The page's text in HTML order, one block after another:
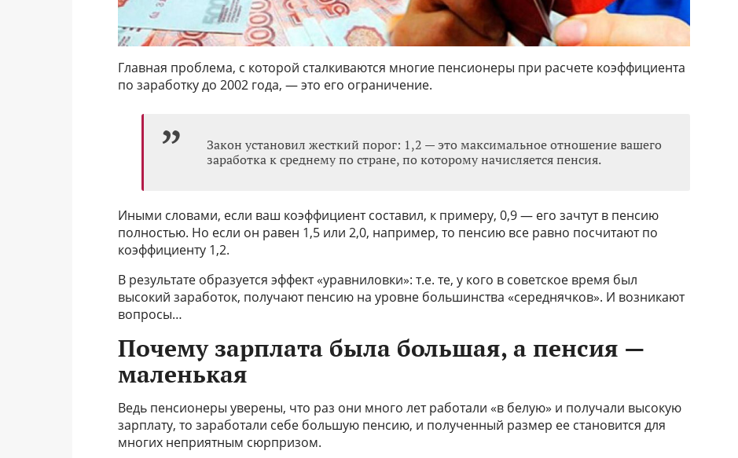
Главная проблема, с которой сталкиваются многие пенсионеры при расчете коэффициента
по заработку до 2002 года, — это его ограничение.
Закон установил жесткий порог: 1,2 — это максимальное отношение вашего
заработка к среднему по стране, по которому начисляется пенсия.
Иными словами, если ваш коэффициент составил, к примеру, 0,9 — его зачтут в пенсию
полностью. Но если он равен 1,5 или 2,0, например, то пенсию все равно посчитают по
коэффициенту 1,2.
В результате образуется эффект «уравниловки»: т.е. те, у кого в советское время был
высокий заработок, получают пенсию на уровне большинства «середнячков». И возникают
вопросы…
Почему зарплата была большая, а пенсия —
маленькая
Ведь пенсионеры уверены, что раз они много лет работали «в белую» и получали высокую
зарплату, то заработали себе большую пенсию, и полученный размер ее становится для
многих неприятным сюрпризом.